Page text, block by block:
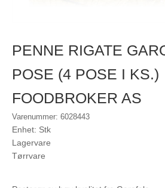
PENNE RIGATE
POSE (4 POSE I KS.)
FOODBROKER AS
Varenummer: 6028443
Enhet: Stk
Lagervare
Tørrvare